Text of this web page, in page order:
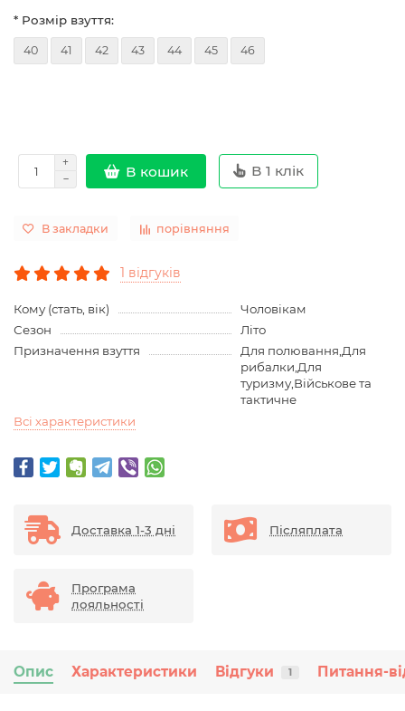
* Розмір взуття:
40 41 42 43 44 45 46
В кошик В 1 клік
В закладки порівняння
1 відгуків
Кому (стать, вік)
Чоловікам
Сезон
Літо
Призначення взуття
Для полювання,Для
рибалки,Для
туризму,Військове та
тактичне
Всі характеристики
Доставка 1-3 дні Післяплата
Програма
лояльності
Опис Характеристики Відгуки 1 Питання-